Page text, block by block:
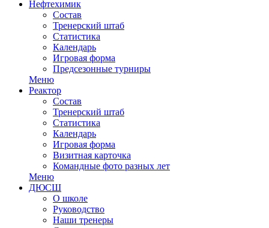
Нефтехимик
Состав
Тренерский штаб
Статистика
Календарь
Игровая форма
Предсезонные турниры
Меню
Реактор
Состав
Тренерский штаб
Статистика
Календарь
Игровая форма
Визитная карточка
Командные фото разных лет
Меню
ДЮСШ
О школе
Руководство
Наши тренеры